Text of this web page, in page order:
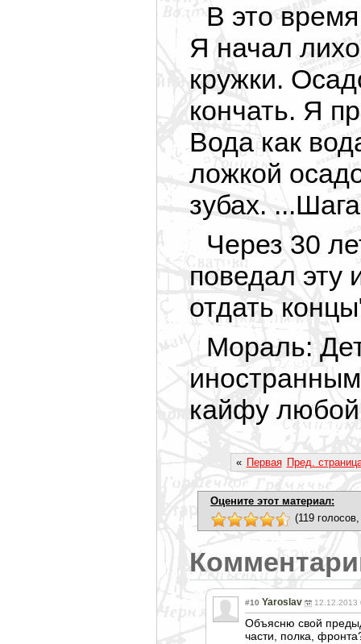
В это
Я начал
кружки.
кончать. Я
Вода как
ложкой
зубах.
Через 30
поведал эту
отдать
Мораль:
кайфу
« Первая Пред.
Оцените этот материал:
(119
#10 Yaroslav 12.12.2013
Объясню свой
части, полка,